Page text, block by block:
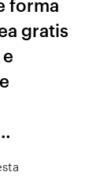
gratis